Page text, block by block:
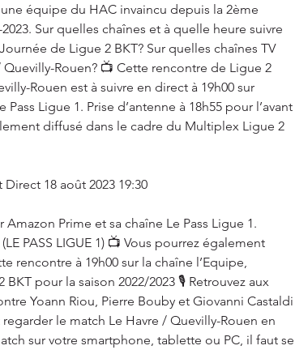
équipe du HAC invaincu depuis la 2ème
Sur quelles chaînes et à quelle heure suivre
de Ligue 2 BKT? Sur quelles chaînes TV
Rouen? 📺 Cette rencontre de Ligue 2
Rouen est à suivre en direct à 19h00 sur
Ligue 1. Prise d’antenne à 18h55 pour l’avant
diffusé dans le cadre du Multiplex Ligue 2
18 août 2023 19:30
Amazon Prime et sa chaîne Le Pass Ligue 1.
PASS LIGUE 1) 📺 Vous pourrez également
rencontre à 19h00 sur la chaîne l’Equipe,
pour la saison 2022/2023 🎙️ Retrouvez aux
Yoann Riou, Pierre Bouby et Giovanni Castaldi
le match Le Havre / Quevilly-Rouen en
sur votre smartphone, tablette ou PC, il faut se